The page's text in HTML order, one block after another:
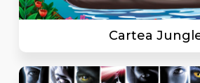
Cartea